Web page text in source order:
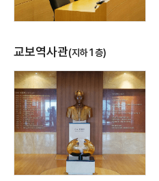
교보역사관(지하1층)